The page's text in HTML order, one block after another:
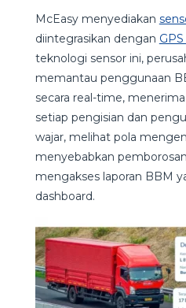
McEasy menyediakan
diintegrasikan dengan
teknologi sensor ini,
memantau penggunaan
secara real-time,
setiap pengisian dan
wajar, melihat pola
menyebabkan
mengakses laporan BBM
dashboard.